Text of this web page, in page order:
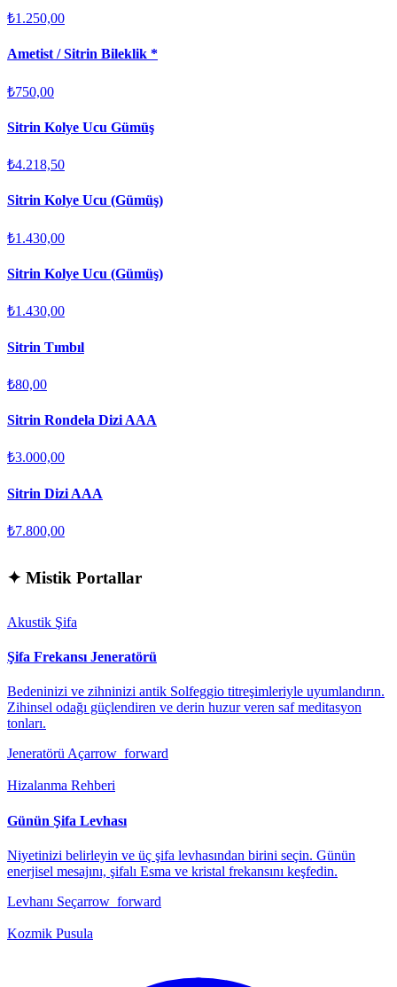
₺1.250,00
Ametist / Sitrin Bileklik *
₺750,00
Sitrin Kolye Ucu Gümüş
₺4.218,50
Sitrin Kolye Ucu (Gümüş)
₺1.430,00
Sitrin Kolye Ucu (Gümüş)
₺1.430,00
Sitrin Tımbıl
₺80,00
Sitrin Rondela Dizi AAA
₺3.000,00
Sitrin Dizi AAA
₺7.800,00
✦ Mistik Portallar
Akustik Şifa
Şifa Frekansı Jeneratörü
Bedeninizi ve zihninizi antik Solfeggio titreşimleriyle uyumlandırın.
Zihinsel odağı güçlendiren ve derin huzur veren saf meditasyon
tonları.
Jeneratörü Açarrow_forward
Hizalanma Rehberi
Günün Şifa Levhası
Niyetinizi belirleyin ve üç şifa levhasından birini seçin. Günün
enerjisel mesajını, şifalı Esma ve kristal frekansını keşfedin.
Levhanı Seçarrow_forward
Kozmik Pusula